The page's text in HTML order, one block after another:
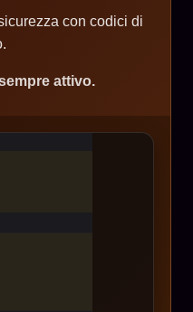
con codici di
attivo.